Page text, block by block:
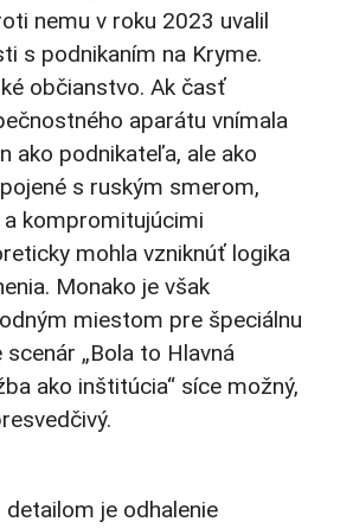
nemu v roku 2023 uvalil
s podnikaním na Kryme.
občianstvo. Ak časť
aparátu vnímala
ako podnikateľa, ale ako
s ruským smerom,
kompromitujúcimi
mohla vzniknúť logika
Monako je však
miestom pre špeciálnu
„Bola to Hlavná
ako inštitúcia“ síce možný,
je odhalenie